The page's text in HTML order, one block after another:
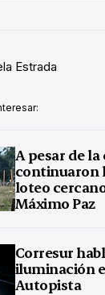
Estrada
A pesar de la
continuaron
loteo
Máximo Paz
Corresur
iluminación
Autopista